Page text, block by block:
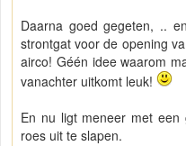
Daarna goed gegeten, ..
strontgat voor de opening
airco! Géén idee waarom
vanachter uitkomt leuk!
En nu ligt meneer met een
roes uit te slapen.